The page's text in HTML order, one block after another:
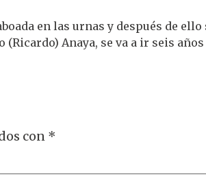
en las urnas y después de ello
Anaya, se va a ir seis años
con *